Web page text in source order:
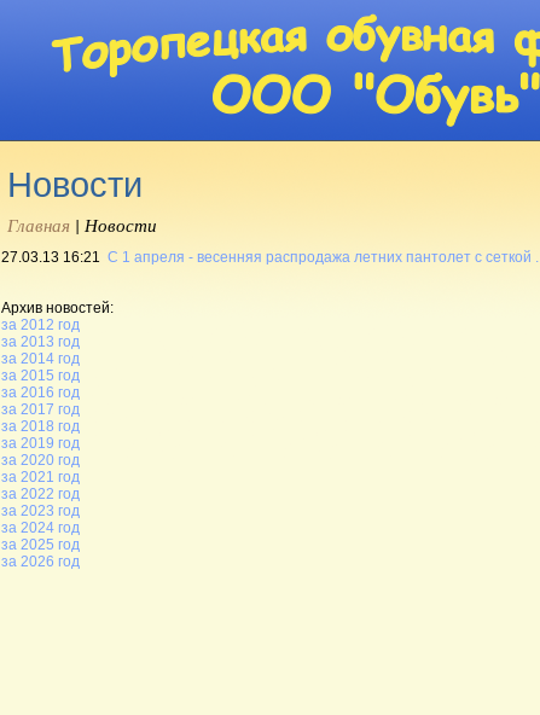
Новости
Главная | Новости
27.03.13 16:21 С 1 апреля - весенняя распродажа летних пантолет с сеткой .
Архив новостей:
за 2012 год
за 2013 год
за 2014 год
за 2015 год
за 2016 год
за 2017 год
за 2018 год
за 2019 год
за 2020 год
за 2021 год
за 2022 год
за 2023 год
за 2024 год
за 2025 год
за 2026 год